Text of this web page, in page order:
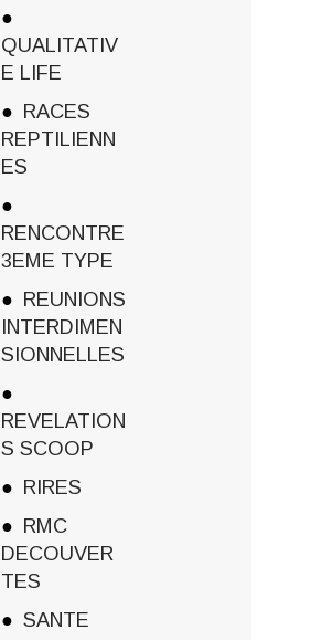
QUALITATIV
E LIFE
RACES
REPTILIENN
ES
RENCONTRE
3EME TYPE
REUNIONS
INTERDIMEN
SIONNELLES
REVELATION
S SCOOP
RIRES
RMC
DECOUVER
TES
SANTE